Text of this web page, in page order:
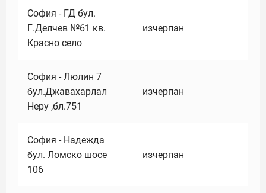
София - ГД бул.
Г.Делчев №61 кв.
Красно село
изчерпан
София - Люлин 7
бул.Джавахарлал
Неру ,бл.751
изчерпан
София - Надежда
бул. Ломско шосе
106
изчерпан